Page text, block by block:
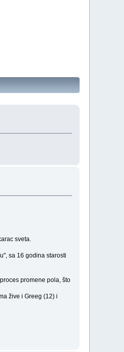
sveta.
sa 16 godina starosti
promene pola, što
žive i Greeg (12) i